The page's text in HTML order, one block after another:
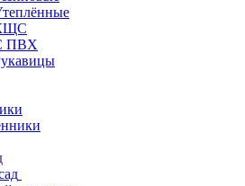
ПВХ